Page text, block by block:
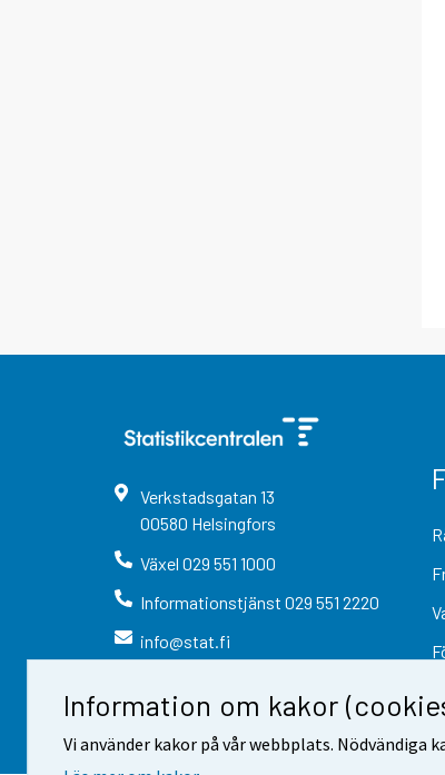
Information om kakor
Vi använder kakor på vår webbplats.
Verkstadsgatan 13
00580 Helsingfors
Växel 029 551 1000
Informationstjänst 029 551 2220
info@stat.fi